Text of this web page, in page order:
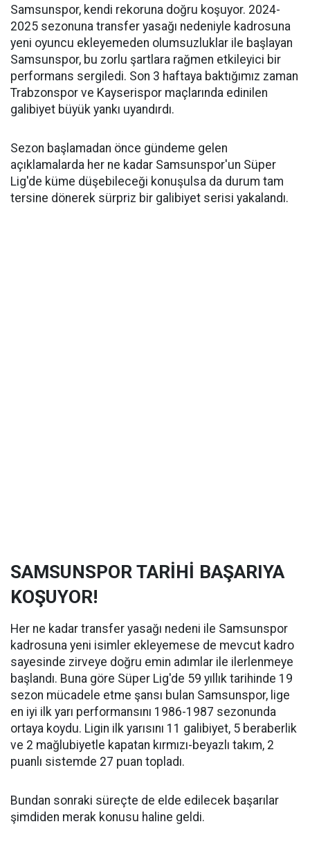
Samsunspor, kendi rekoruna doğru koşuyor. 2024-
2025 sezonuna transfer yasağı nedeniyle kadrosuna
yeni oyuncu ekleyemeden olumsuzluklar ile başlayan
Samsunspor, bu zorlu şartlara rağmen etkileyici bir
performans sergiledi. Son 3 haftaya baktığımız zaman
Trabzonspor ve Kayserispor maçlarında edinilen
galibiyet büyük yankı uyandırdı.
Sezon başlamadan önce gündeme gelen
açıklamalarda her ne kadar Samsunspor'un Süper
Lig'de küme düşebileceği konuşulsa da durum tam
tersine dönerek sürpriz bir galibiyet serisi yakalandı.
SAMSUNSPOR TARİHİ BAŞARIYA
KOŞUYOR!
Her ne kadar transfer yasağı nedeni ile Samsunspor
kadrosuna yeni isimler ekleyemese de mevcut kadro
sayesinde zirveye doğru emin adımlar ile ilerlenmeye
başlandı. Buna göre Süper Lig'de 59 yıllık tarihinde 19
sezon mücadele etme şansı bulan Samsunspor, lige
en iyi ilk yarı performansını 1986-1987 sezonunda
ortaya koydu. Ligin ilk yarısını 11 galibiyet, 5 beraberlik
ve 2 mağlubiyetle kapatan kırmızı-beyazlı takım, 2
puanlı sistemde 27 puan topladı.
Bundan sonraki süreçte de elde edilecek başarılar
şimdiden merak konusu haline geldi.